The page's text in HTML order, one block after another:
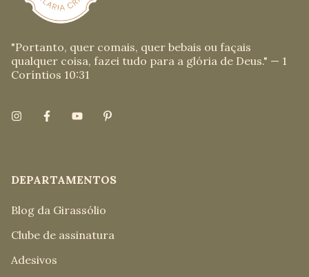
"Portanto, quer comais, quer bebais ou façais
qualquer coisa, fazei tudo para a glória de Deus." — 1
Coríntios 10:31
DEPARTAMENTOS
Blog da Girassólio
Clube de assinatura
Adesivos